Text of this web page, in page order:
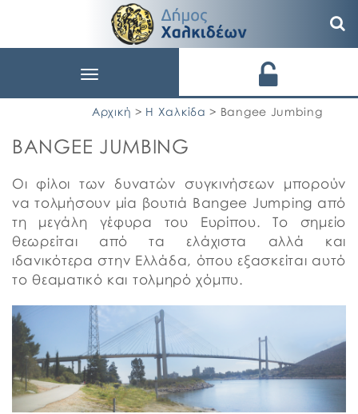
Toggle
Αρχική > Η Χαλκίδα > Bangee Jumbing
BANGEE JUMBING
Οι φίλοι των δυνατών συγκινήσεων μπορούν
να τολμήσουν μία βουτιά Βangee Jumping από
τη μεγάλη γέφυρα του Ευρίπου. Το σημείο
θεωρείται από τα ελάχιστα αλλά και
ιδανικότερα στην Ελλάδα, όπου εξασκείται αυτό
το θεαματικό και τολμηρό χόμπυ.